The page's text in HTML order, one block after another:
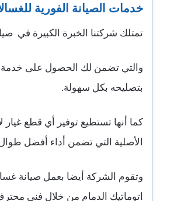
خدمات الصيانة الفورية
تمتلك شركتنا الخبرة الكبيرة في
والتي تضمن لك الحصول على خدمة
بتصليحه بكل سهولة.
كما أنها تستطيع توفير أي قطع غيار
الأصلية التي تضمن أداء أفضل
وتقوم الشركة أيضا بعمل صيانة
اتوماتيك الدمام من خلال فني